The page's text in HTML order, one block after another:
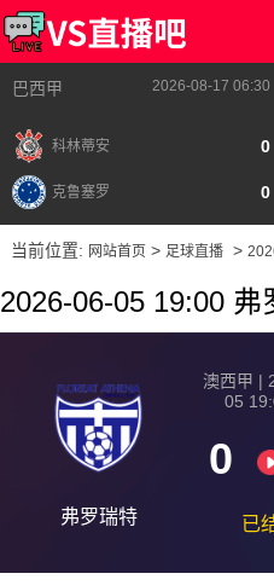
巴西甲 2026-08-17 06:30
科林蒂安 0
克鲁塞罗 0
当前位置: 网站首页> 足球直播>
2026-06-05 19:00
弗罗瑞特
澳西甲 |
05
0
已